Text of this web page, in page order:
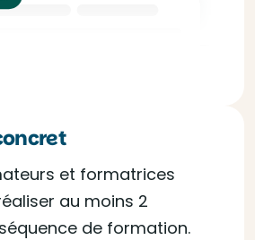
et formatrices
au moins 2
de formation.